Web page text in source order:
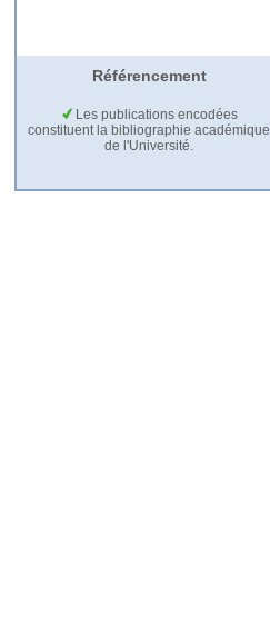
Référencement
Les publications encodées
constituent la bibliographie académique
de l'Université.